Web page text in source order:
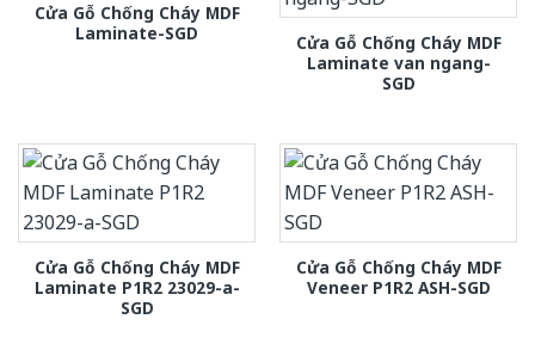
Cửa Gỗ Chống Cháy MDF
Laminate-SGD
Cửa Gỗ Chống Cháy MDF
Laminate van ngang-
SGD
Cửa Gỗ Chống Cháy MDF
Laminate P1R2 23029-a-
SGD
Cửa Gỗ Chống Cháy MDF
Veneer P1R2 ASH-SGD